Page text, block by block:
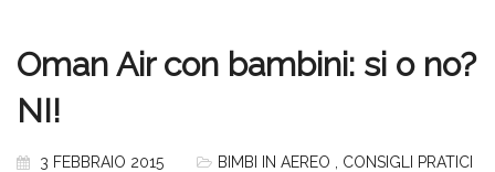
Oman Air con bambini: si o no?
NI!
3 FEBBRAIO 2015 BIMBI IN AEREO CONSIGLI PRATICI